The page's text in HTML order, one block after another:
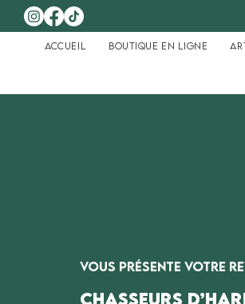
Accueil Boutique en ligne
Vous présente Votre
CHASSEURS